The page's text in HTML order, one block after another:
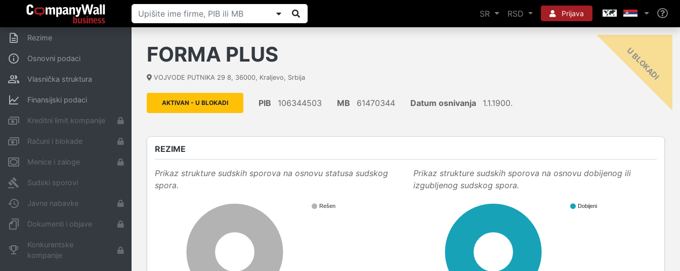
SR RSD Prijava
Rezime
Osnovni podaci
Vlasnička struktura
Finansijski podaci
Kreditni limit kompanije
Računi i blokade
Menice i zaloge
Sudski sporovi
Javne nabavke
Dokumenti i objave
Konkurentske
kompanije
FORMA PLUS
VOJVODE PUTNIKA 29 8, 36000, Kraljevo, Srbija -
I
AKTIVAN - U BLOKADI PIB 106344503 MB 61470344 Datum osnivanja 1.1.1900.
REZIME
Prikaz strukture sudskih sporova na osnovu statusa sudskog
spora.
Rešen
Prikaz strukture sudskih sporova na osnovu dobijenog ili
izgubljenog sudskog spora.
Dobijeni